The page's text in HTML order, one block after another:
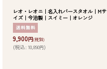
レオ・レオニ｜名入れバースタオル｜Mサ
イズ｜今治製｜スイミー｜オレンジ
9,900円(税別)
(税込: 10,890円)